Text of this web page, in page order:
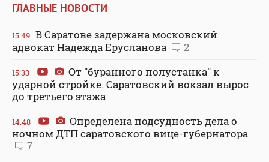
ГЛАВНЫЕ НОВОСТИ
15:49 В Саратове задержана московский
адвокат Надежда Ерусланова
2
15:33
От "буранного полустанка" к
ударной стройке. Саратовский вокзал вырос
до третьего этажа
14:48
Определена подсудность дела о
ночном ДТП саратовского вице-губернатора
7